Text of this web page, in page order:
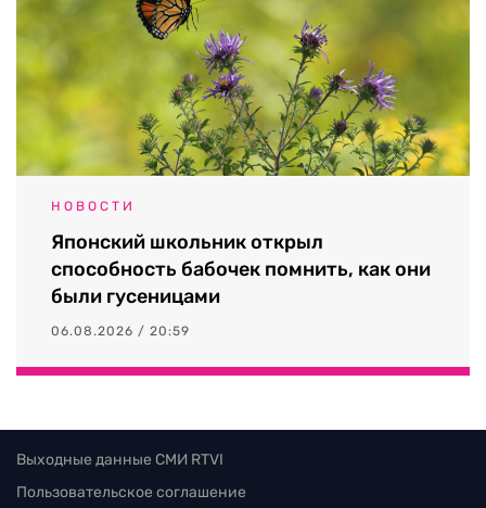
НОВОСТИ
Японский школьник открыл
способность бабочек помнить, как они
были гусеницами
06.08.2026 / 20:59
Выходные данные СМИ RTVI
Пользовательское соглашение